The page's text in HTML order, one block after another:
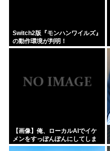
Switch2版『モンハンワイルズ』
の動作環境が判明！
【画像】俺、ローカルAIでイケ
メンをすっぽんぽんにしてしま
うwww